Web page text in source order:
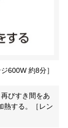
600W 約8分］
びすき間をあ
熱する。［レン